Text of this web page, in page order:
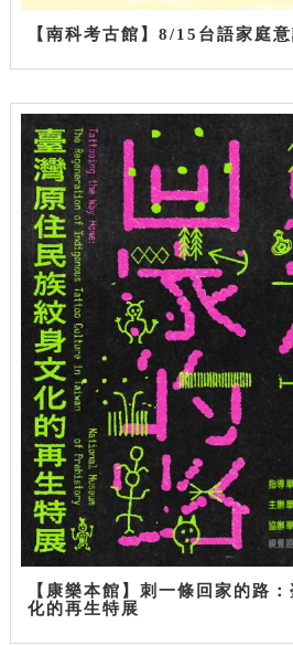
【南科考古館】8/15台語家庭
【康樂本館】刺一條回家的路
化的再生特展